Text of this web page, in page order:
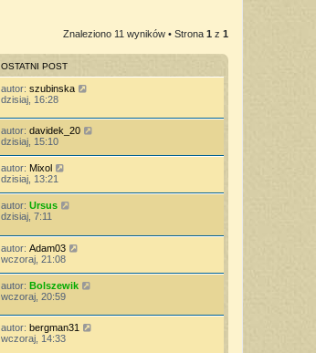
Znaleziono 11 wyników • Strona 1 z 1
OSTATNI POST
autor: szubinska
dzisiaj, 16:28
autor: davidek_20
dzisiaj, 15:10
autor: Mixol
dzisiaj, 13:21
autor: Ursus
dzisiaj, 7:11
autor: Adam03
wczoraj, 21:08
autor: Bolszewik
wczoraj, 20:59
autor: bergman31
wczoraj, 14:33